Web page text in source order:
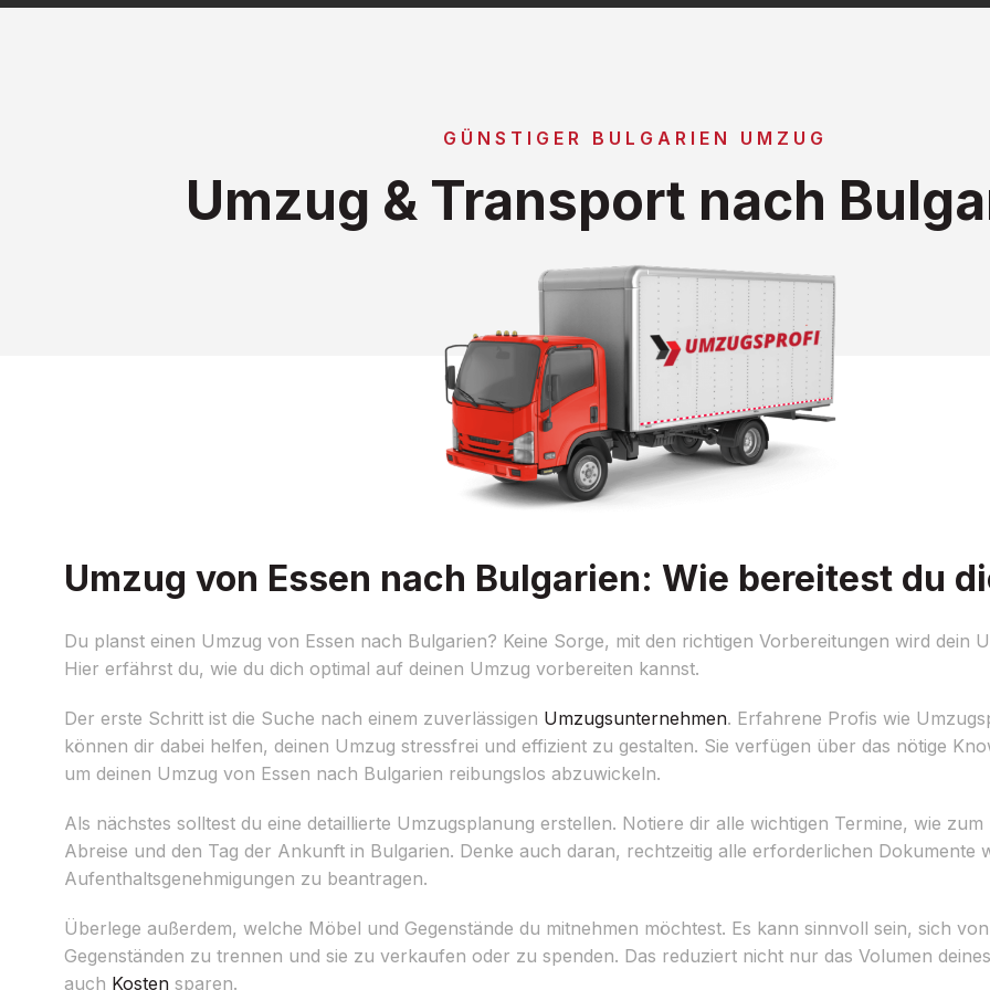
GÜNSTIGER BULGARIEN UMZUG
Umzug & Transport nach
Umzug von Essen nach Bulgarien: Wie bereitest du
Du planst einen Umzug von Essen nach Bulgarien? Keine Sorge, mit den richtigen Vorbereitungen wird dein
Hier erfährst du, wie du dich optimal auf deinen Umzug vorbereiten kannst.
Der erste Schritt ist die Suche nach einem zuverlässigen Umzugsunternehmen. Erfahrene Profis wie
können dir dabei helfen, deinen Umzug stressfrei und effizient zu gestalten. Sie verfügen über das nötige
um deinen Umzug von Essen nach Bulgarien reibungslos abzuwickeln.
Als nächstes solltest du eine detaillierte Umzugsplanung erstellen. Notiere dir alle wichtigen Termine, wie zum
Abreise und den Tag der Ankunft in Bulgarien. Denke auch daran, rechtzeitig alle erforderlichen Dokumente
Aufenthaltsgenehmigungen zu beantragen.
Überlege außerdem, welche Möbel und Gegenstände du mitnehmen möchtest. Es kann sinnvoll sein, sich
Gegenständen zu trennen und sie zu verkaufen oder zu spenden. Das reduziert nicht nur das Volumen
auch Kosten sparen.